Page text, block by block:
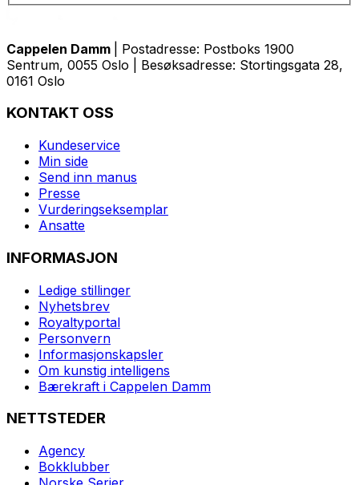
Cappelen Damm
| Postadresse: Postboks 1900
Sentrum, 0055 Oslo | Besøksadresse: Stortingsgata 28,
0161 Oslo
KONTAKT OSS
Kundeservice
Min side
Send inn manus
Presse
Vurderingseksemplar
Ansatte
INFORMASJON
Ledige stillinger
Nyhetsbrev
Royaltyportal
Personvern
Informasjonskapsler
Om kunstig intelligens
Bærekraft i Cappelen Damm
NETTSTEDER
Agency
Bokklubber